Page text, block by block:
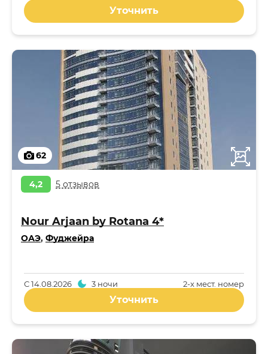
Уточнить
62
4,2 5 отзывов
Nour Arjaan by Rotana 4*
ОАЭ, Фуджейра
2-x мест. номер
С14.08.2026 3 ночи
Уточнить